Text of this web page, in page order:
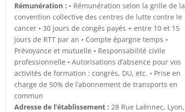
Rémunération : • Rémunération selon la grille de la
convention collective des centres de lutte contre le
cancer • 30 jours de congés payés + entre 10 et 15
jours de RTT par an • Compte épargne temps •
Prévoyance et mutuelle • Responsabilité civile
professionnelle • Autorisations d’absence pour vos
activités de formation : congrès, DU, etc. • Prise en
charge de 50% de l’abonnement de transports en
commun
Adresse de l’établissement : 28 Rue Laënnec, Lyon,